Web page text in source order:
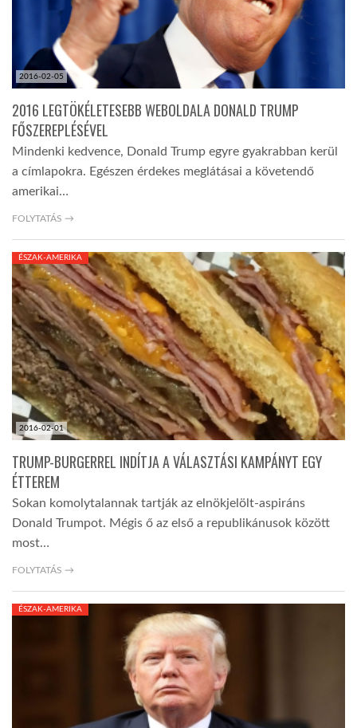
2016-02-05
2016 LEGTÖKÉLETESEBB WEBOLDALA DONALD TRUMP
FŐSZEREPLÉSÉVEL
Mindenki kedvence, Donald Trump egyre gyakrabban kerül
a címlapokra. Egészen érdekes meglátásai a követendő
amerikai…
FOLYTATÁS →
2016-02-01
ÉSZAK-AMERIKA
TRUMP-BURGERREL INDÍTJA A VÁLASZTÁSI KAMPÁNYT EGY
ÉTTEREM
Sokan komolytalannak tartják az elnökjelölt-aspiráns
Donald Trumpot. Mégis ő az első a republikánusok között
most…
FOLYTATÁS →
ÉSZAK-AMERIKA